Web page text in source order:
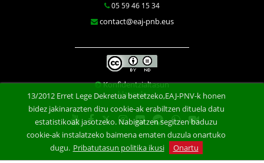
05 59 46 15 34
contact@eaj-pnb.eus
Konfidentzialtasun
klausula
13/2012 Erret Lege Dekretua betetzeko,EAJ-PNV-k honen
bidez jakinarazten dizu cookie-ak erabiltzen dituela datu
estatistikoak jasotzeko. Nabigatzen segitzen baduzu
cookie-ak instalatzeko baimena ematen duzula onartuko
dugu. Pribatutasun politika ikusi Onartu